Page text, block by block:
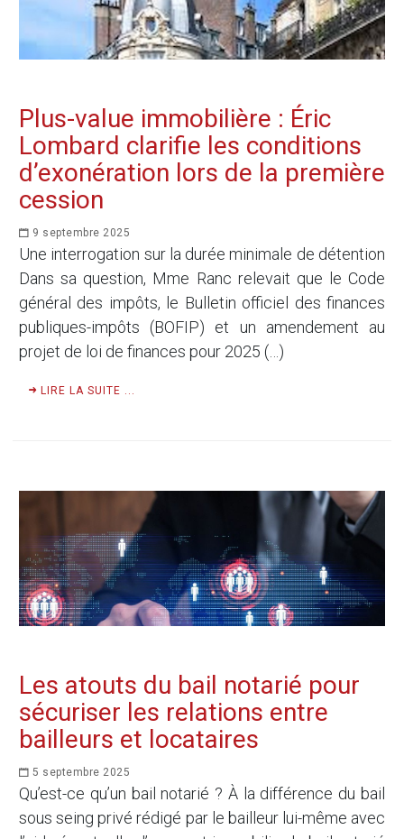
Plus-value immobilière : Éric
Lombard clarifie les conditions
d’exonération lors de la première
cession
9 septembre 2025
Une interrogation sur la durée minimale de détention
Dans sa question, Mme Ranc relevait que le Code
général des impôts, le Bulletin officiel des finances
publiques-impôts (BOFIP) et un amendement au
projet de loi de finances pour 2025 (…)
LIRE LA SUITE ...
Les atouts du bail notarié pour
sécuriser les relations entre
bailleurs et locataires
5 septembre 2025
Qu’est-ce qu’un bail notarié ? À la différence du bail
sous seing privé rédigé par le bailleur lui-même avec